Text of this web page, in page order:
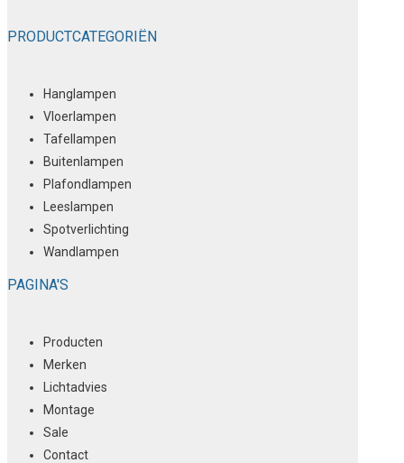
PRODUCTCATEGORIËN
Hanglampen
Vloerlampen
Tafellampen
Buitenlampen
Plafondlampen
Leeslampen
Spotverlichting
Wandlampen
PAGINA'S
Producten
Merken
Lichtadvies
Montage
Sale
Contact